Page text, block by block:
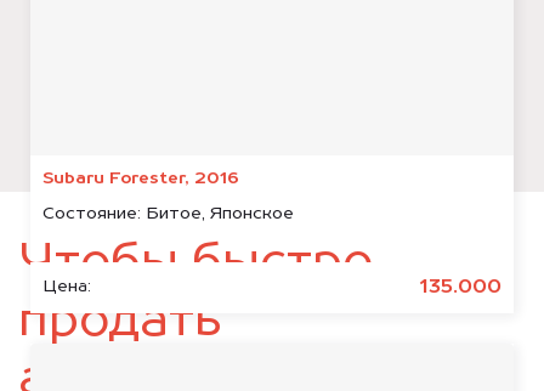
Subaru Forester, 2016
Состояние: Битое, Японское
Цена: 135.000
Чтобы быстро
продать
автомобиль,